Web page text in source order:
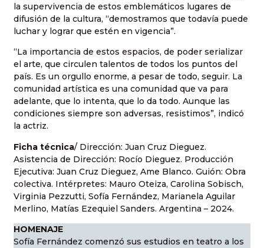
la supervivencia de estos emblemáticos lugares de
difusión de la cultura, “demostramos que todavía puede
luchar y lograr que estén en vigencia”.
“La importancia de estos espacios, de poder serializar
el arte, que circulen talentos de todos los puntos del
país. Es un orgullo enorme, a pesar de todo, seguir. La
comunidad artística es una comunidad que va para
adelante, que lo intenta, que lo da todo. Aunque las
condiciones siempre son adversas, resistimos”, indicó
la actriz.
Ficha técnica/ Dirección: Juan Cruz Dieguez.
Asistencia de Dirección: Rocío Dieguez. Producción
Ejecutiva: Juan Cruz Dieguez, Ame Blanco. Guión: Obra
colectiva. Intérpretes: Mauro Oteiza, Carolina Sobisch,
Virginia Pezzutti, Sofía Fernández, Marianela Aguilar
Merlino, Matías Ezequiel Sanders. Argentina – 2024.
HOMENAJE
Sofía Fernández comenzó sus estudios en teatro a los